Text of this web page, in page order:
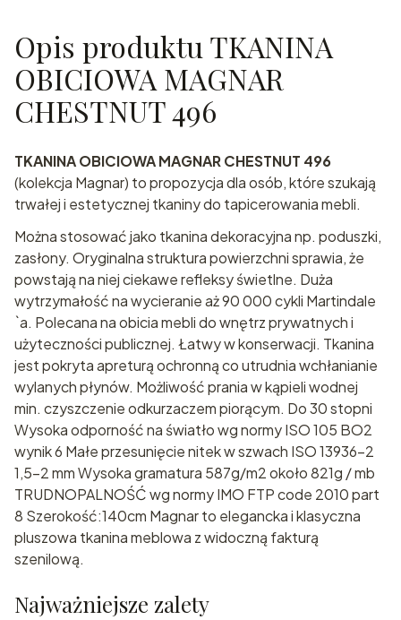
Opis produktu TKANINA
OBICIOWA MAGNAR
CHESTNUT 496
TKANINA OBICIOWA MAGNAR CHESTNUT 496
(kolekcja Magnar) to propozycja dla osób, które szukają
trwałej i estetycznej tkaniny do tapicerowania mebli.
Można stosować jako tkanina dekoracyjna np. poduszki,
zasłony. Oryginalna struktura powierzchni sprawia, że
powstają na niej ciekawe refleksy świetlne. Duża
wytrzymałość na wycieranie aż 90 000 cykli Martindale
`a. Polecana na obicia mebli do wnętrz prywatnych i
użyteczności publicznej. Łatwy w konserwacji. Tkanina
jest pokryta apreturą ochronną co utrudnia wchłanianie
wylanych płynów. Możliwość prania w kąpieli wodnej
min. czyszczenie odkurzaczem piorącym. Do 30 stopni
Wysoka odporność na światło wg normy ISO 105 BO2
wynik 6 Małe przesunięcie nitek w szwach ISO 13936-2
1,5-2 mm Wysoka gramatura 587g/m2 około 821g / mb
TRUDNOPALNOŚĆ wg normy IMO FTP code 2010 part
8 Szerokość:140cm Magnar to elegancka i klasyczna
pluszowa tkanina meblowa z widoczną fakturą
szenilową.
Najważniejsze zalety